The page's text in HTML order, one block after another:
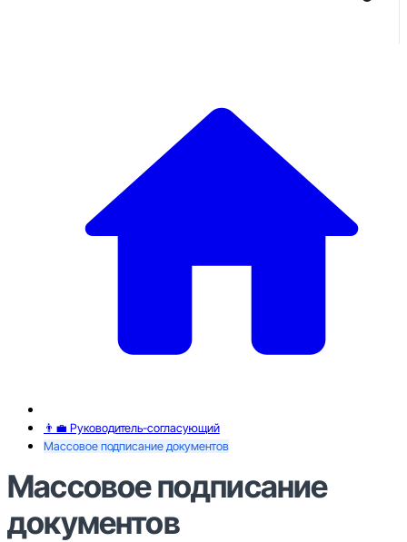
👨‍💼 Руководитель-согласующий
Массовое подписание документов
Массовое подписание
документов